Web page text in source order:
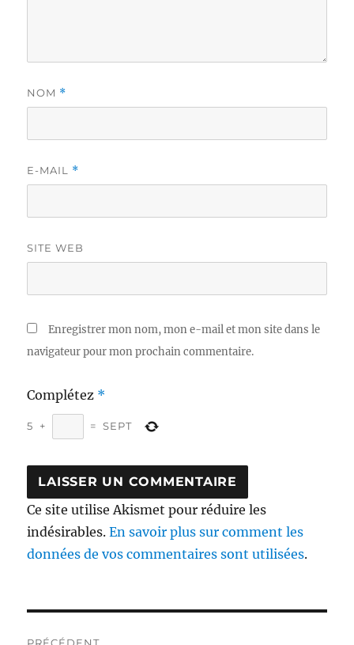
NOM *
E-MAIL *
SITE WEB
Enregistrer mon nom, mon e-mail et mon site dans le
navigateur pour mon prochain commentaire.
Complétez *
5 + = SEPT
Ce site utilise Akismet pour réduire les
indésirables.En savoir plus sur comment les
données de vos commentaires sont utilisées.